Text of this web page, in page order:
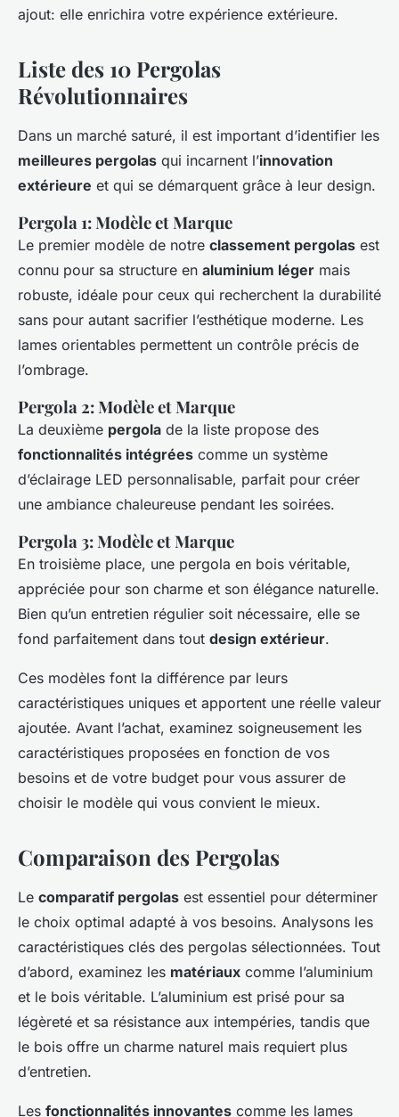
ajout: elle enrichira votre expérience extérieure.
Liste des 10 Pergolas
Révolutionnaires
Dans un marché saturé, il est important d’identifier les
meilleures pergolas qui incarnent l’innovation
extérieure et qui se démarquent grâce à leur design.
Pergola 1: Modèle et Marque
Le premier modèle de notre classement pergolas est
connu pour sa structure en aluminium léger mais
robuste, idéale pour ceux qui recherchent la durabilité
sans pour autant sacrifier l’esthétique moderne. Les
lames orientables permettent un contrôle précis de
l’ombrage.
Pergola 2: Modèle et Marque
La deuxième pergola de la liste propose des
fonctionnalités intégrées comme un système
d’éclairage LED personnalisable, parfait pour créer
une ambiance chaleureuse pendant les soirées.
Pergola 3: Modèle et Marque
En troisième place, une pergola en bois véritable,
appréciée pour son charme et son élégance naturelle.
Bien qu’un entretien régulier soit nécessaire, elle se
fond parfaitement dans tout design extérieur.
Ces modèles font la différence par leurs
caractéristiques uniques et apportent une réelle valeur
ajoutée. Avant l’achat, examinez soigneusement les
caractéristiques proposées en fonction de vos
besoins et de votre budget pour vous assurer de
choisir le modèle qui vous convient le mieux.
Comparaison des Pergolas
Le comparatif pergolas est essentiel pour déterminer
le choix optimal adapté à vos besoins. Analysons les
caractéristiques clés des pergolas sélectionnées. Tout
d’abord, examinez les matériaux comme l’aluminium
et le bois véritable. L’aluminium est prisé pour sa
légèreté et sa résistance aux intempéries, tandis que
le bois offre un charme naturel mais requiert plus
d’entretien.
Les fonctionnalités innovantes comme les lames